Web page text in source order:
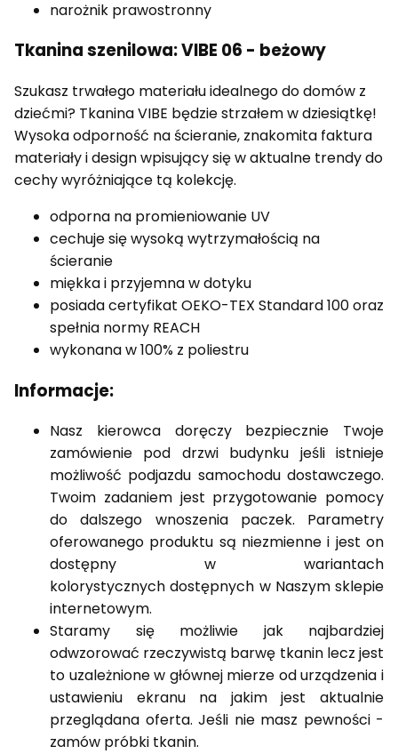
narożnik prawostronny
Tkanina szenilowa: VIBE 06 - beżowy
Szukasz trwałego materiału idealnego do domów z
dziećmi? Tkanina VIBE będzie strzałem w dziesiątkę!
Wysoka odporność na ścieranie, znakomita faktura
materiały i design wpisujący się w aktualne trendy do
cechy wyróżniające tą kolekcję.
odporna na promieniowanie UV
cechuje się wysoką wytrzymałością na
ścieranie
miękka i przyjemna w dotyku
posiada certyfikat OEKO-TEX Standard 100 oraz
spełnia normy REACH
wykonana w 100% z poliestru
Informacje:
Nasz kierowca doręczy bezpiecznie Twoje
zamówienie pod drzwi budynku jeśli istnieje
możliwość podjazdu samochodu dostawczego.
Twoim zadaniem jest przygotowanie pomocy
do dalszego wnoszenia paczek. Parametry
oferowanego produktu są niezmienne i jest on
dostępny w wariantach
kolorystycznych dostępnych w Naszym sklepie
internetowym.
Staramy się możliwie jak najbardziej
odwzorować rzeczywistą barwę tkanin lecz jest
to uzależnione w głównej mierze od urządzenia i
ustawieniu ekranu na jakim jest aktualnie
przeglądana oferta. Jeśli nie masz pewności -
zamów próbki tkanin.